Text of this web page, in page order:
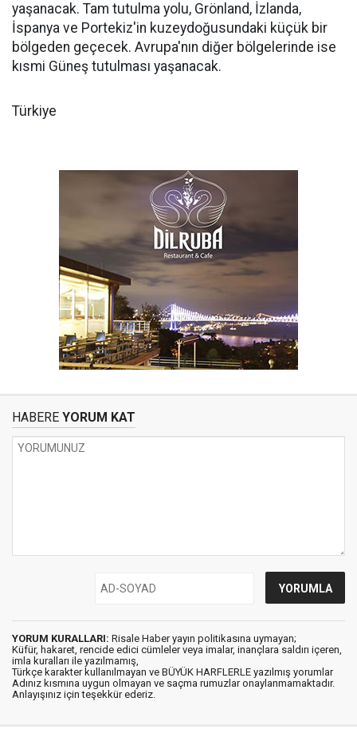
yaşanacak. Tam tutulma yolu, Grönland, İzlanda,
İspanya ve Portekiz'in kuzeydoğusundaki küçük bir
bölgeden geçecek. Avrupa'nın diğer bölgelerinde ise
kısmi Güneş tutulması yaşanacak.
Türkiye
HABERE YORUM KAT
YORUM KURALLARI: Risale Haber yayın politikasına uymayan;
Küfür, hakaret, rencide edici cümleler veya imalar, inançlara saldırı içeren,
imla kuralları ile yazılmamış,
Türkçe karakter kullanılmayan ve BÜYÜK HARFLERLE yazılmış yorumlar
Adınız kısmına uygun olmayan ve saçma rumuzlar onaylanmamaktadır.
Anlayışınız için teşekkür ederiz.